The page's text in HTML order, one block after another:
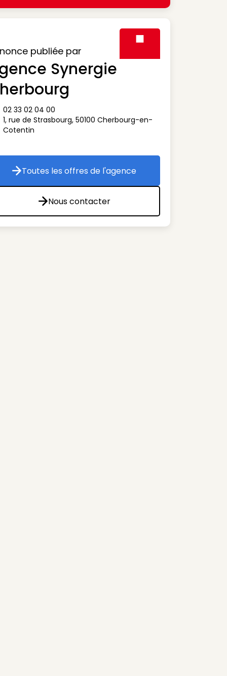
publiée par
Synergie
téléphone
02 33 02 04 00
adresse
1, rue de Strasbourg, 50100 Cherbourg-en-
Cotentin
Toutes les offres de l'agence
Toutes les offres de l'agence
Nous contacter
Nous contacter